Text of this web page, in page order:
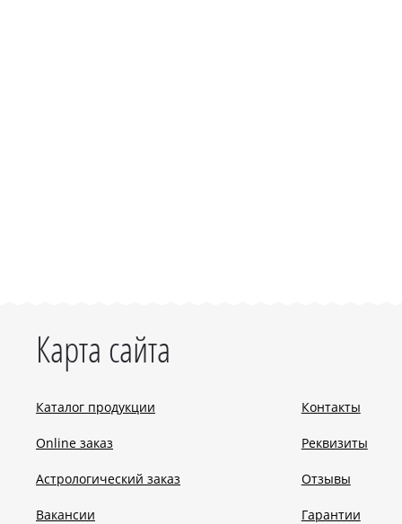
Карта сайта
Каталог продукции
Online заказ
Астрологический заказ
Вакансии
Контакты
Реквизиты
Отзывы
Гарантии